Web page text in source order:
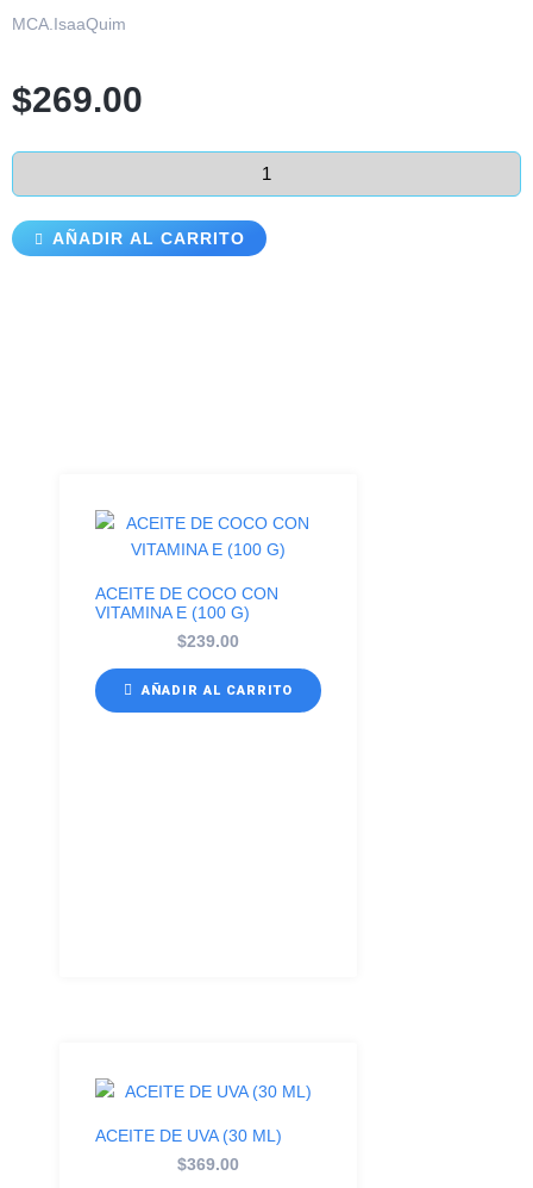
MCA.IsaaQuim
$269.00
AÑADIR AL CARRITO
ACEITE DE COCO CON
VITAMINA E (100 G)
$239.00
AÑADIR AL CARRITO
ACEITE DE UVA (30 ML)
$369.00